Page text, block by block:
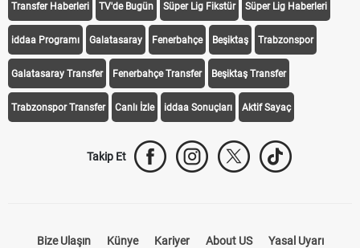
Transfer Haberleri TV'de Bugün Süper Lig Fikstür Süper Lig Haberleri
iddaa Programı Galatasaray Fenerbahçe Beşiktaş Trabzonspor
Galatasaray Transfer Fenerbahçe Transfer Beşiktaş Transfer
Trabzonspor Transfer Canlı İzle iddaa Sonuçları Aktif Sayaç
Takip Et
Bize Ulaşın Künye Kariyer About US Yasal Uyarı